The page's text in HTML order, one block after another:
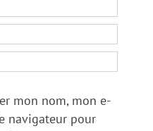
mon nom, mon e-
navigateur pour